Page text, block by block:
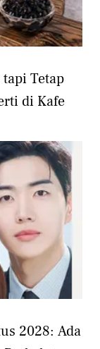
Tetap
di Kafe
2028: Ada